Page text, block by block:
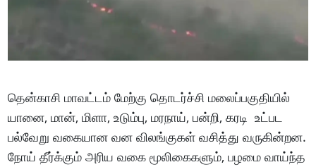
தென்காசி மாவட்டம் மேற்கு தொடர்ச்சி மலைப்பகுதியில்
யானை, மான், மிளா, உடும்பு, மரநாய், பன்றி, கரடி உட்பட
பல்வேறு வகையான வன விலங்குகள் வசித்து வருகின்றன.
நோய் தீர்க்கும் அரிய வகை மூலிகைகளும், பழமை வாய்ந்த